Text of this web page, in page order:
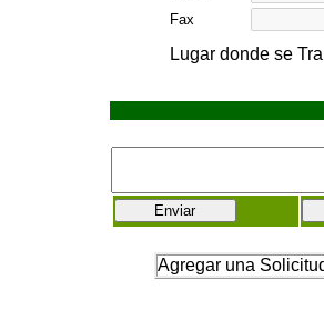
Fax
Lugar donde se
Agregar una